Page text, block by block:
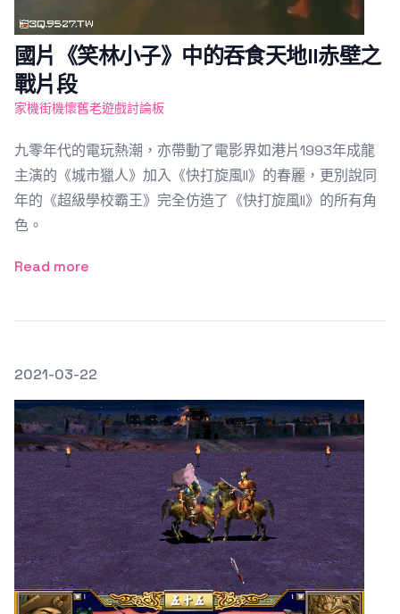
國片《笑林小子》中的吞食天地II赤壁之
戰片段
家機街機懷舊老遊戲討論板
九零年代的電玩熱潮，亦帶動了電影界如港片1993年成龍
主演的《城市獵人》加入《快打旋風II》的春麗，更別說同
年的《超級學校霸王》完全仿造了《快打旋風II》的所有角
色。
Read more
發文於
2021-03-22